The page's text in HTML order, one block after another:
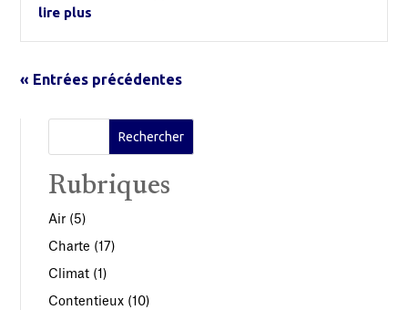
lire plus
« Entrées précédentes
Rubriques
Air (5)
Charte (17)
Climat (1)
Contentieux (10)